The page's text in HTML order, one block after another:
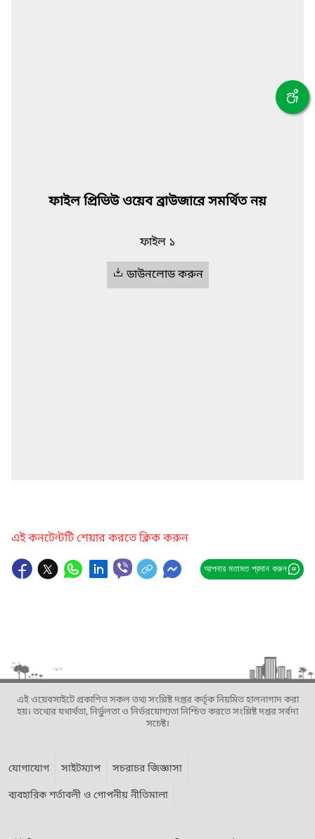
ফাইল প্রিভিউ ওয়েব ব্রাউজারে সমর্থিত নয়
ফাইল ১
ডাউনলোড করুন
এই কনটেন্টটি শেয়ার করতে ক্লিক করুন
আপনার মতামত প্রদান করুন
এই ওয়েবসাইটে প্রকাশিত সকল তথ্য সংশ্লিষ্ট দপ্তর কর্তৃক নিয়মিত হালনাগাদ করা
হয়। তথ্যের যথার্থতা, নির্ভুলতা ও নির্ভরযোগ্যতা নিশ্চিত করতে সংশ্লিষ্ট দপ্তর সর্বদা
সচেষ্ট।
যোগাযোগ সাইটম্যাপ
সচরাচর জিজ্ঞাসা
ব্যবহারিক শর্তাবলী ও গোপনীয় নীতিমালা